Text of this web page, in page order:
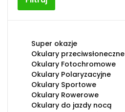
Super okazje
Okulary przeciwsłoneczne
Okulary Fotochromowe
Okulary Polaryzacyjne
Okulary Sportowe
Okulary Rowerowe
Okulary do jazdy nocą